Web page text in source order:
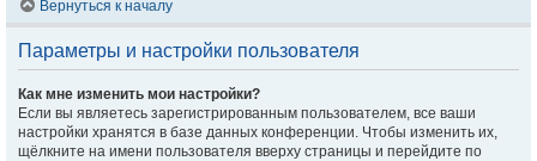
Вернуться к началу
Параметры и настройки пользователя
Как мне изменить мои настройки?
Если вы являетесь зарегистрированным пользователем, все ваши
настройки хранятся в базе данных конференции. Чтобы изменить их,
щёлкните на имени пользователя вверху страницы и перейдите по